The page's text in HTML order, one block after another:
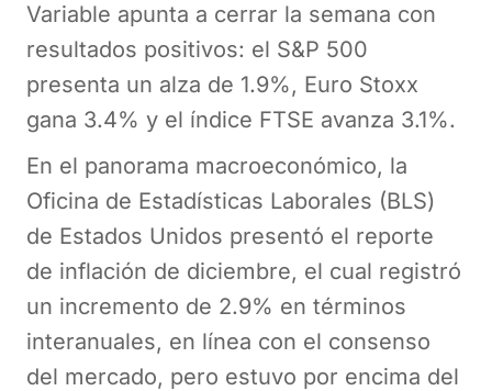
Variable apunta a cerrar la semana con
resultados positivos: el S&P 500
presenta un alza de 1.9%, Euro Stoxx
gana 3.4% y el índice FTSE avanza 3.1%.
En el panorama macroeconómico, la
Oficina de Estadísticas Laborales (BLS)
de Estados Unidos presentó el reporte
de inflación de diciembre, el cual registró
un incremento de 2.9% en términos
interanuales, en línea con el consenso
del mercado, pero estuvo por encima del